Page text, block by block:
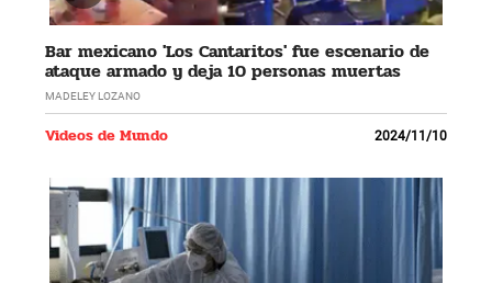
Bar mexicano 'Los Cantaritos' fue escenario de
ataque armado y deja 10 personas muertas
MADELEY LOZANO
Videos de Mundo 2024/11/10